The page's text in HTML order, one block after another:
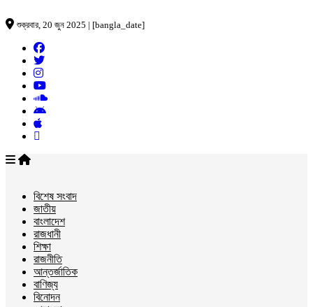
শুক্রবার, 20 জুন 2025 | [bangla_date]
বিশেষ সংবাদ
জাতীয়
বাংলাদেশ
রাজধানী
শিক্ষা
রাজনীতি
আন্তর্জাতিক
বাণিজ্য
বিনোদন